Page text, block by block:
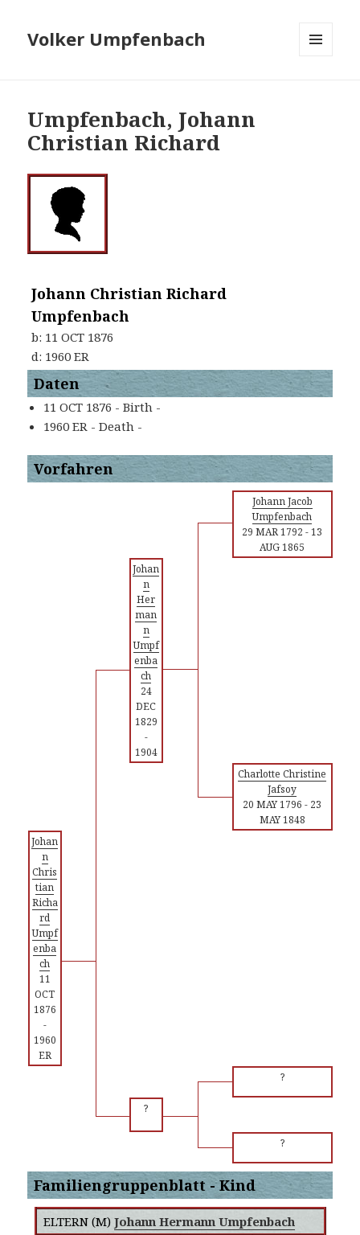
Volker Umpfenbach
Umpfenbach, Johann
Christian Richard
Johann Christian Richard
Umpfenbach
b: 11 OCT 1876
d: 1960 ER
Daten
11 OCT 1876 - Birth -
1960 ER - Death -
Vorfahren
Johann Jacob
Umpfenbach
29 MAR 1792 -13
AUG 1865
Johan
n
Her
man
n
Umpf
enba
ch
24
DEC
1829
-
1904
Charlotte Christine
Jafsoy
20 MAY 1796 - 23
MAY 1848
Johan
n
Chris
tian
Richa
rd
Umpf
enba
ch
11
OCT
1876
-
1960
ER
?
?
?
Familiengruppenblatt - Kind
ELTERN (M) Johann Hermann Umpfenbach